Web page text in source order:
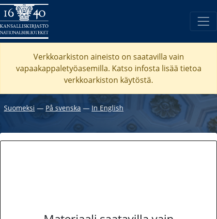
Verkkoarkiston aineisto on saatavilla vain
vapaakappaletyöasemilla. Katso infosta lisää tietoa
verkkoarkiston käytöstä.
Suomeksi ― På svenska ― In English